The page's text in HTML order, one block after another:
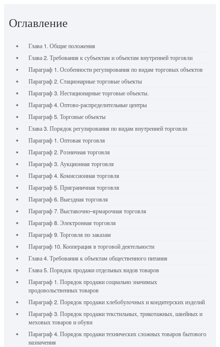
Оглавление
Глава 1. Общие положения
Глава 2. Требования к субъектам и объектам внутренней торговли
Параграф 1. Особенности регулирования по видам торговых объектов
Параграф 2. Стационарные торговые объекты
Параграф 3. Нестационарные торговые объекты.
Параграф 4. Оптово-распределительные центры
Параграф 5. Торговые объекты
Глава 3. Порядок регулирования по видам внутренней торговли
Параграф 1. Оптовая торговля
Параграф 2. Розничная торговля
Параграф 3. Аукционная торговля
Параграф 4. Комиссионная торговля
Параграф 5. Приграничная торговля
Параграф 6. Выездная торговля
Параграф 7. Выставочно–ярмарочная торговля
Параграф 8. Электронная торговля
Параграф 9. Торговля по заказам
Параграф 10. Кооперация в торговой деятельности
Глава 4. Требования к объектам общественного питания
Глава 5. Порядок продажи отдельных видов товаров
Параграф 1. Порядок продажи социально значимых
продовольственных товаров
Параграф 2. Порядок продажи хлебобулочных и кондитерских изделий
Параграф 3. Порядок продажи текстильных, трикотажных, швейных и
меховых товаров и обуви
Параграф 4. Порядок продажи технических сложных товаров бытового
назначения